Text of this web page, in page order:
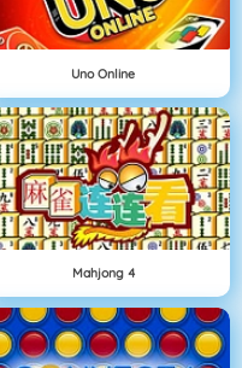
Uno Online
Mahjong 4